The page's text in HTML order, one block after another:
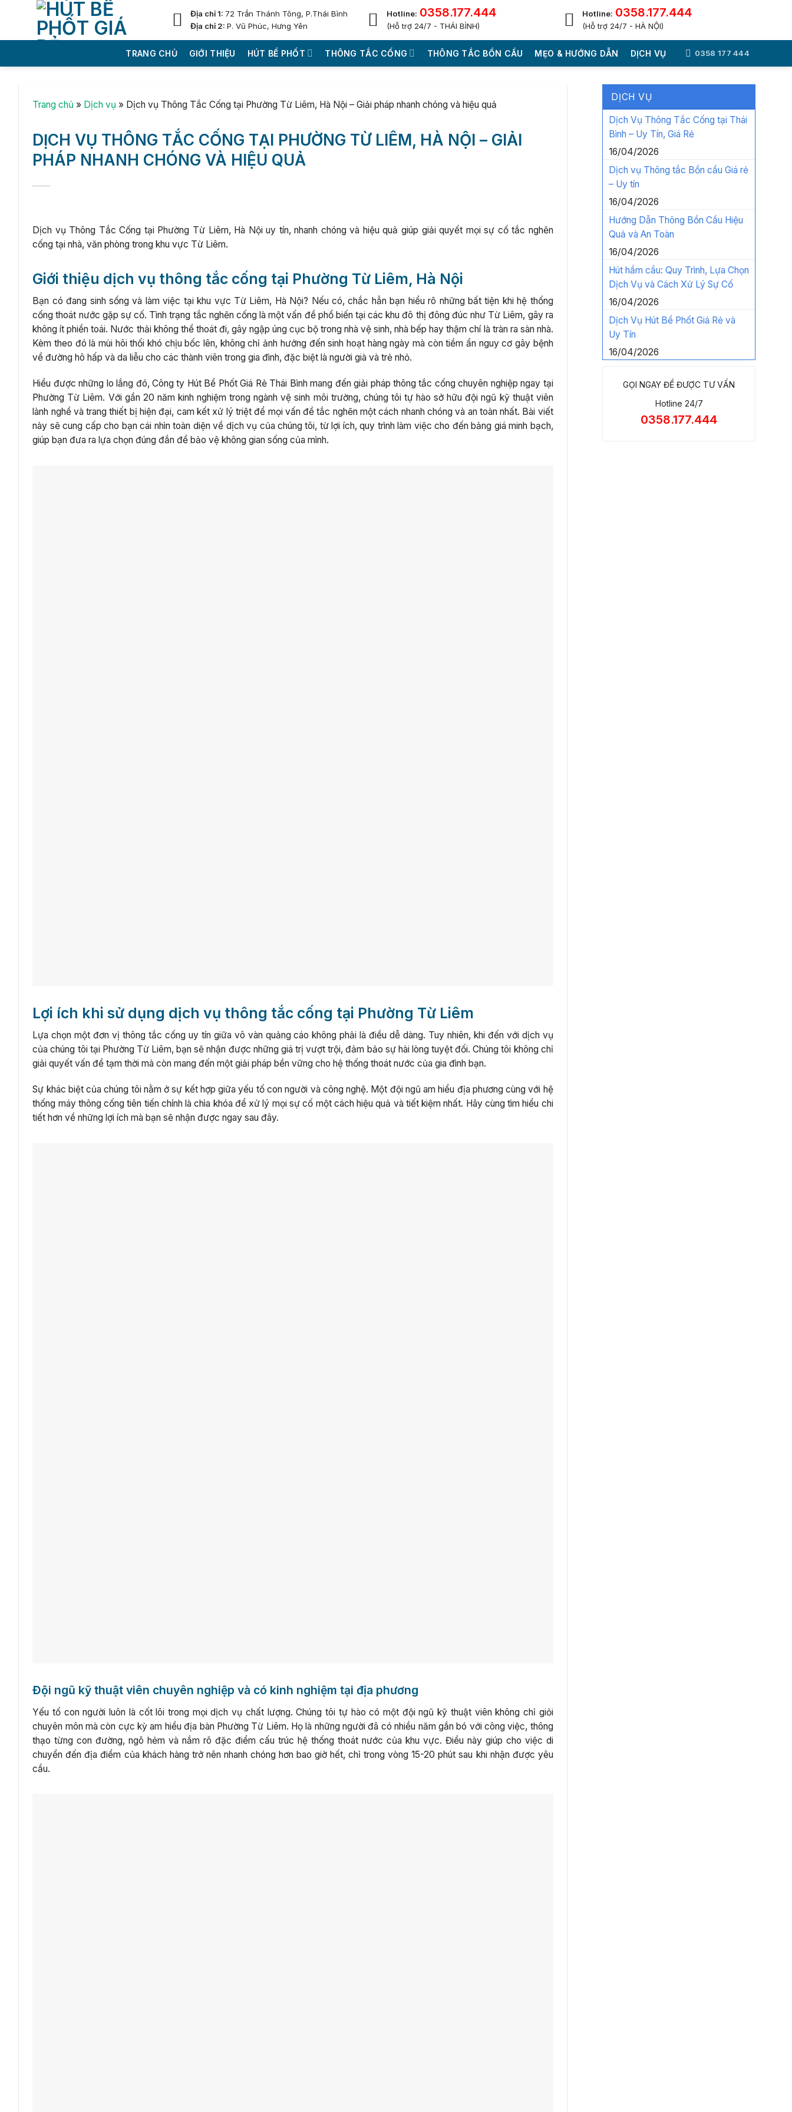
Địa chỉ 1: 72 Trần Thánh Tông, P.Thái Bình
Địa chỉ 2:P. Vũ Phúc, Hưng Yên
Hotline: 0358.177.444
(Hỗ trợ 24/7 - THÁI BÌNH)
Hotline: 0358.177.444
(Hỗ trợ 24/7 - HÀ NỘI)
TRANG CHỦ GIỚI THIỆU HÚT BỂ PHỐT THÔNG TẮC CỐNG THÔNG TẮC BỒN CẦU MẸO & HƯỚNG DẪN DỊCH VỤ 0358 177 444
Trang chủ » Dịch vụ » Dịch vụ Thông Tắc Cống tại Phường Từ Liêm, Hà Nội – Giải pháp nhanh chóng và hiệu quả
DỊCH VỤ THÔNG TẮC CỐNG TẠI PHƯỜNG TỪ LIÊM, HÀ NỘI – GIẢI
PHÁP NHANH CHÓNG VÀ HIỆU QUẢ
Dịch vụ Thông Tắc Cống tại Phường Từ Liêm, Hà Nội uy tín, nhanh chóng và hiệu quả giúp giải quyết mọi sự cố tắc nghẽn
cống tại nhà, văn phòng trong khu vực Từ Liêm.
Giới thiệu dịch vụ thông tắc cống tại Phường Từ Liêm, Hà Nội
Bạn có đang sinh sống và làm việc tại khu vực Từ Liêm, Hà Nội? Nếu có, chắc hẳn bạn hiểu rõ những bất tiện khi hệ thống
cống thoát nước gặp sự cố. Tình trạng tắc nghẽn cống là một vấn đề phổ biến tại các khu đô thị đông đúc như Từ Liêm, gây ra
không ít phiền toái. Nước thải không thể thoát đi, gây ngập úng cục bộ trong nhà vệ sinh, nhà bếp hay thậm chí là tràn ra sàn nhà.
Kèm theo đó là mùi hôi thối khó chịu bốc lên, không chỉ ảnh hưởng đến sinh hoạt hàng ngày mà còn tiềm ẩn nguy cơ gây bệnh
về đường hô hấp và da liễu cho các thành viên trong gia đình, đặc biệt là người già và trẻ nhỏ.
Hiểu được những lo lắng đó, Công ty Hút Bể Phốt Giá Rẻ Thái Bình mang đến giải pháp thông tắc cống chuyên nghiệp ngay tại
Phường Từ Liêm. Với gần 20 năm kinh nghiệm trong ngành vệ sinh môi trường, chúng tôi tự hào sở hữu đội ngũ kỹ thuật viên
lành nghề và trang thiết bị hiện đại, cam kết xử lý triệt để mọi vấn đề tắc nghẽn một cách nhanh chóng và an toàn nhất. Bài viết
này sẽ cung cấp cho bạn cái nhìn toàn diện về dịch vụ của chúng tôi, từ lợi ích, quy trình làm việc cho đến bảng giá minh bạch,
giúp bạn đưa ra lựa chọn đúng đắn để bảo vệ không gian sống của mình.
Lợi ích khi sử dụng dịch vụ thông tắc cống tại Phường Từ Liêm
Lựa chọn một đơn vị thông tắc cống uy tín giữa vô vàn quảng cáo không phải là điều dễ dàng. Tuy nhiên, khi đến với dịch vụ
của chúng tôi tại Phường Từ Liêm, bạn sẽ nhận được những giá trị vượt trội, đảm bảo sự hài lòng tuyệt đối. Chúng tôi không chỉ
giải quyết vấn đề tạm thời mà còn mang đến một giải pháp bền vững cho hệ thống thoát nước của gia đình bạn.
Sự khác biệt của chúng tôi nằm ở sự kết hợp giữa yếu tố con người và công nghệ. Một đội ngũ am hiểu địa phương cùng với hệ
thống máy thông cống tiên tiến chính là chìa khóa để xử lý mọi sự cố một cách hiệu quả và tiết kiệm nhất. Hãy cùng tìm hiểu chi
tiết hơn về những lợi ích mà bạn sẽ nhận được ngay sau đây.
Đội ngũ kỹ thuật viên chuyên nghiệp và có kinh nghiệm tại địa phương
Yếu tố con người luôn là cốt lõi trong mọi dịch vụ chất lượng. Chúng tôi tự hào có một đội ngũ kỹ thuật viên không chỉ giỏi
chuyên môn mà còn cực kỳ am hiểu địa bàn Phường Từ Liêm. Họ là những người đã có nhiều năm gắn bó với công việc, thông
thạo từng con đường, ngõ hẻm và nắm rõ đặc điểm cấu trúc hệ thống thoát nước của khu vực. Điều này giúp cho việc di
chuyển đến địa điểm của khách hàng trở nên nhanh chóng hơn bao giờ hết, chỉ trong vòng 15-20 phút sau khi nhận được yêu
cầu.
DỊCH VỤ
Dịch Vụ Thông Tắc Cống tại Thái
Bình – Uy Tín, Giá Rẻ
16/04/2026
Dịch vụ Thông tắc Bồn cầu Giá rẻ
– Uy tín
16/04/2026
Hướng Dẫn Thông Bồn Cầu Hiệu
Quả và An Toàn
16/04/2026
Hút hầm cầu: Quy Trình, Lựa Chọn
Dịch Vụ và Cách Xử Lý Sự Cố
16/04/2026
Dịch Vụ Hút Bể Phốt Giá Rẻ và
Uy Tín
16/04/2026
GỌI NGAY ĐỂ ĐƯỢC TƯ VẤN
Hotline 24/7
0358.177.444